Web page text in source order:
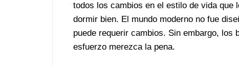
todos los cambios en el estilo de vida que
dormir bien. El mundo moderno no fue
puede requerir cambios. Sin embargo, los
esfuerzo merezca la pena.